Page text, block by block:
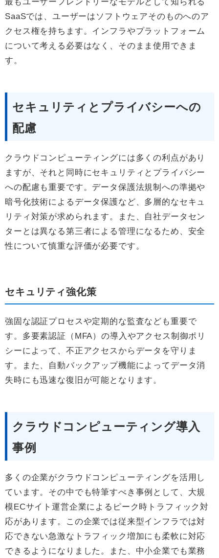
SaaSでは、ユーザーはソフトウェアそのものへのア
クセス権を持ちます。インフラやプラットフォーム
について考える必要はなく、そのまま使用できま
す。
セキュリティとプライバシーへの
配慮
クラウドコンピューティングには多くの利点があり
ますが、それと同時にセキュリティとプライバシー
への配慮も重要です。データ保護法規制への準拠や
暗号化技術によるデータ保護など、多層的なセキュ
リティ対策が求められます。また、自社データセン
ターとは異なる第三者による管理になるため、安全
性について慎重な評価が必要です。
セキュリティ強化策
強固な認証プロセスや定期的な監査なども重要で
す。多要素認証（MFA）の導入やアクセス制御ポリ
シーによって、不正アクセスからデータを守りま
す。また、自動バックアップ機能によってデータ消
失時にも迅速な復旧が可能となります。
クラウドコンピューティング導入
事例
多くの企業がクラウドコンピューティングを活用し
ています。その中でも特筆すべき事例として、大規
模ECサイト運営企業によるピーク時トラフィック対
応があります。この企業では従来型インフラでは対
応できない急激なトラフィック増加にも柔軟に対応
できるようになりました。また、中小企業でも業務